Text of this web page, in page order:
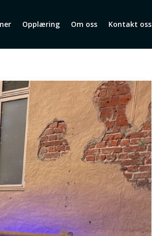
Opplæring Om oss Kontakt oss